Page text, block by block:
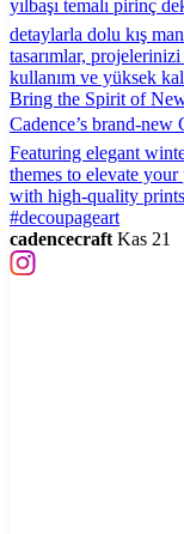
cadencecraft Kas 21